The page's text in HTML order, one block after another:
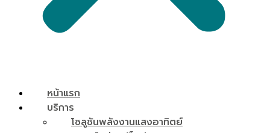
หน้าแรก
บริการ
โซลูชันพลังงานแสงอาทิตย์